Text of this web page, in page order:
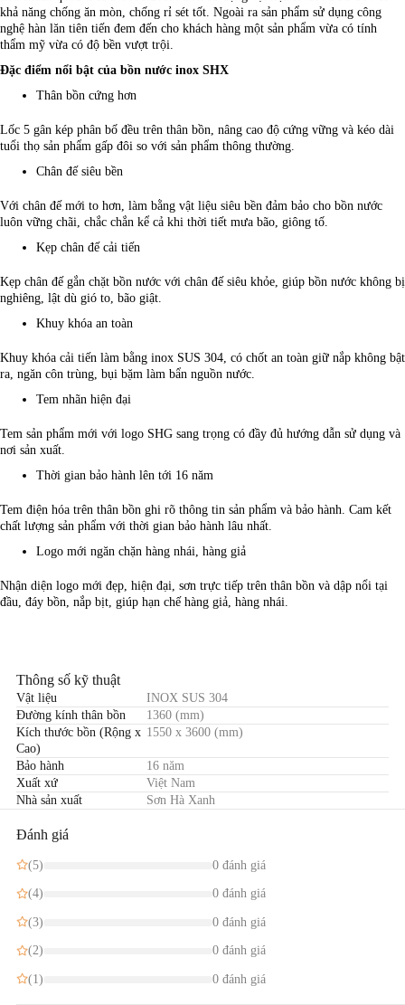
khả năng chống ăn mòn, chống rỉ sét tốt. Ngoài ra sản phẩm sử dụng công
nghệ hàn lăn tiên tiến đem đến cho khách hàng một sản phẩm vừa có tính
thẩm mỹ vừa có độ bền vượt trội.
Đặc điểm nổi bật của bồn nước inox SHX
Thân bồn cứng hơn
Lốc 5 gân kép phân bố đều trên thân bồn, nâng cao độ cứng vững và kéo dài
tuổi thọ sản phẩm gấp đôi so với sản phẩm thông thường.
Chân đế siêu bền
Với chân đế mới to hơn, làm bằng vật liệu siêu bền đảm bảo cho bồn nước
luôn vững chãi, chắc chắn kể cả khi thời tiết mưa bão, giông tố.
Kẹp chân đế cải tiến
Kẹp chân đế gắn chặt bồn nước với chân đế siêu khỏe, giúp bồn nước không bị
nghiêng, lật dù gió to, bão giật.
Khuy khóa an toàn
Khuy khóa cải tiến làm bằng inox SUS 304, có chốt an toàn giữ nắp không bật
ra, ngăn côn trùng, bụi bặm làm bẩn nguồn nước.
Tem nhãn hiện đại
Tem sản phẩm mới với logo SHG sang trọng có đầy đủ hướng dẫn sử dụng và
nơi sản xuất.
Thời gian bảo hành lên tới 16 năm
Tem điện hóa trên thân bồn ghi rõ thông tin sản phẩm và bảo hành. Cam kết
chất lượng sản phẩm với thời gian bảo hành lâu nhất.
Logo mới ngăn chặn hàng nhái, hàng giả
Nhận diện logo mới đẹp, hiện đại, sơn trực tiếp trên thân bồn và dập nổi tại
đầu, đáy bồn, nắp bịt, giúp hạn chế hàng giả, hàng nhái.
Thông số kỹ thuật
Vật liệu
INOX SUS 304
Đường kính thân bồn
1360 (mm)
Kích thước bồn (Rộng x
Cao)
1550 x 3600 (mm)
Bảo hành
16 năm
Xuất xứ
Việt Nam
Nhà sản xuất
Sơn Hà Xanh
Đánh giá
(5) 0 đánh giá
(4) 0 đánh giá
(3) 0 đánh giá
(2) 0 đánh giá
(1) 0 đánh giá